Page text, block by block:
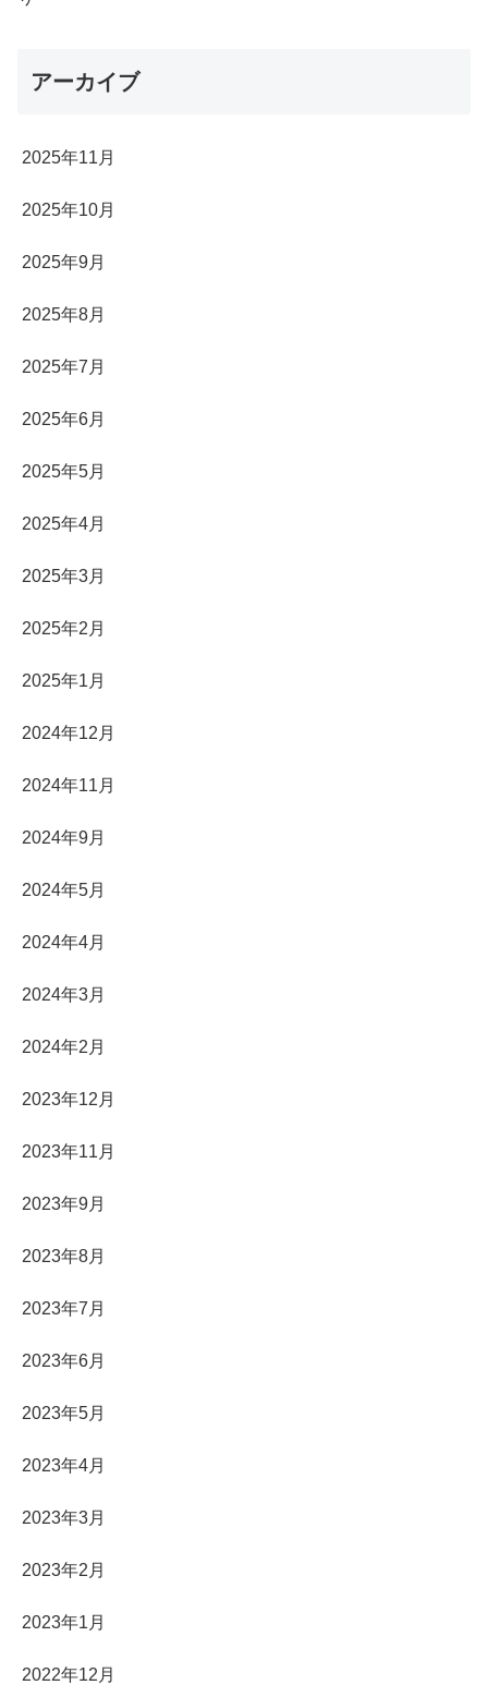
アーカイブ
2025年11月
2025年10月
2025年9月
2025年8月
2025年7月
2025年6月
2025年5月
2025年4月
2025年3月
2025年2月
2025年1月
2024年12月
2024年11月
2024年9月
2024年5月
2024年4月
2024年3月
2024年2月
2023年12月
2023年11月
2023年9月
2023年8月
2023年7月
2023年6月
2023年5月
2023年4月
2023年3月
2023年2月
2023年1月
2022年12月